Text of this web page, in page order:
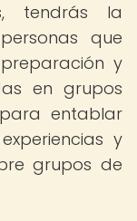
tendrás la
que
y
en grupos
entablar
y
grupos de